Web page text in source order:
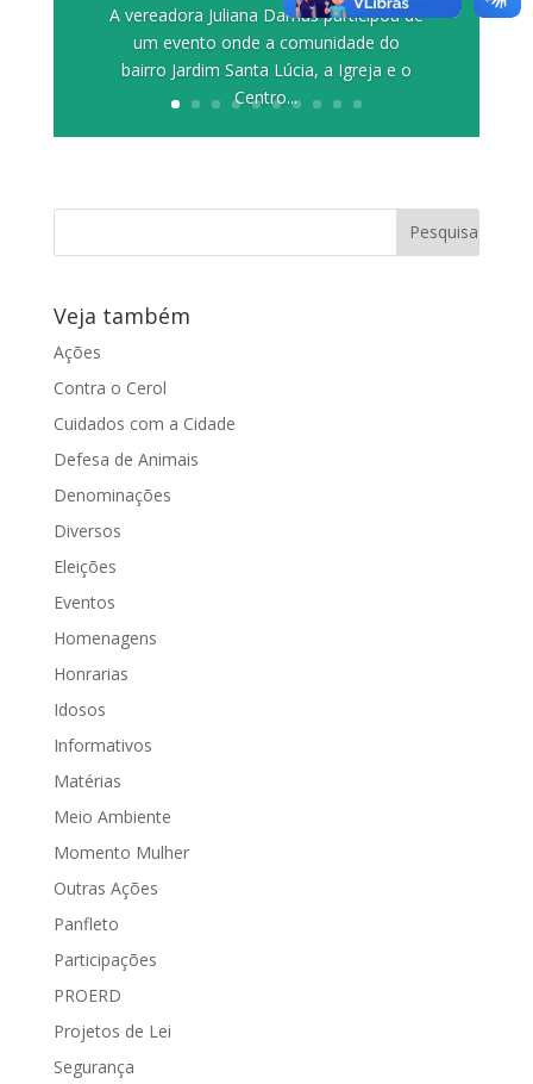
A vereadora Juliana Damus participou de
um evento onde a comunidade do
bairro Jardim Santa Lúcia, a Igreja e o
Centro...
Veja também
Ações
Contra o Cerol
Cuidados com a Cidade
Defesa de Animais
Denominações
Diversos
Eleições
Eventos
Homenagens
Honrarias
Idosos
Informativos
Matérias
Meio Ambiente
Momento Mulher
Outras Ações
Panfleto
Participações
PROERD
Projetos de Lei
Segurança